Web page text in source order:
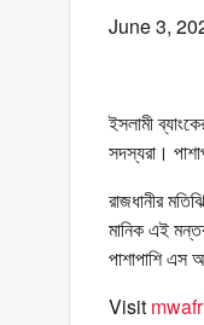
June 3,
ইসলামী
সদস্যরা।
রাজধানীর
মানিক এই
পাশাপাশি এস
Visit